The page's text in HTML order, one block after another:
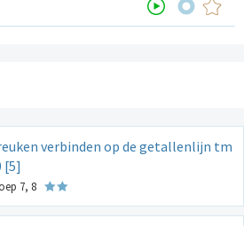
verbinden op de getallenlijn tm
[5]
7, 8